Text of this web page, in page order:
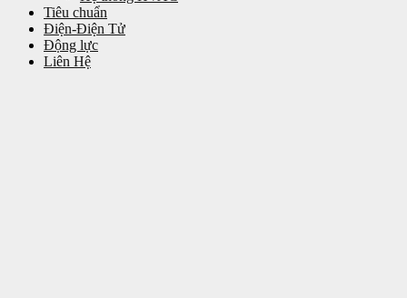
Tiêu chuẩn
Điện-Điện Tử
Động lực
Liên Hệ